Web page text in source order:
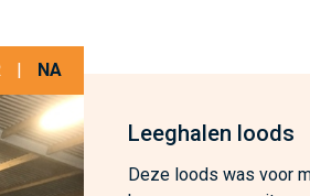
| NA
Leeghalen loods
Deze loods was voor